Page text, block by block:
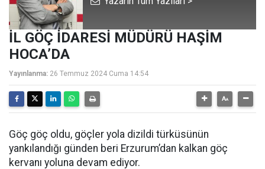
İL GÖÇ İDARESİ MÜDÜRÜ HAŞİM
HOCA’DA
Yayınlanma: 26 Temmuz 2024 Cuma 14:54
Göç göç oldu, göçler yola dizildi türküsünün
yankılandığı günden beri Erzurum’dan kalkan göç
kervanı yoluna devam ediyor.